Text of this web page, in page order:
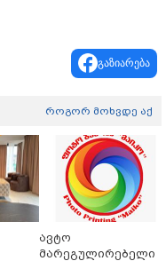
გაზიარება
როგორ მოხვდე აქ
ავტო
მარეგულირებელი